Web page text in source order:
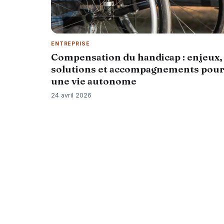
ENTREPRISE
Compensation du handicap : enjeux,
solutions et accompagnements pour
une vie autonome
24 avril 2026